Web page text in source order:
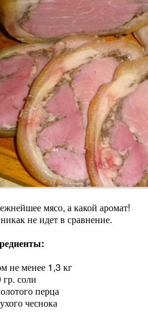
мясо, а какой аромат!
не идет в сравнение.
не менее 1,3 кг
соли
перца
чеснока